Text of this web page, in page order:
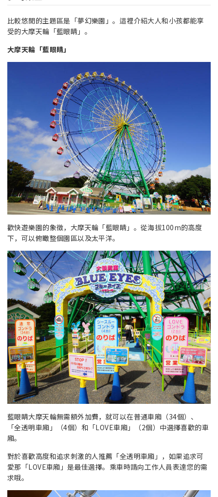
比較悠閒的主題區是「夢幻樂園」。這裡介紹大人和小孩都能享
受的大摩天輪「藍眼睛」。
大摩天輪「藍眼睛」
歡快遊樂園的象徵，大摩天輪「藍眼睛」。從海拔100m的高度
下，可以俯瞰整個園區以及太平洋。
藍眼睛大摩天輪無需額外加費，就可以在普通車廂（34個）、
「全透明車廂」（4個）和「LOVE車廂」（2個）中選擇喜歡的車
廂。
對於喜歡高度和追求刺激的人推薦「全透明車廂」，如果追求可
愛那「LOVE車廂」是最佳選擇。乘車時請向工作人員表達您的需
求哦。